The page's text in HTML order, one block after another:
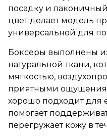
посадку и
цвет делает модель
универсальной для
Боксеры выполнены
натуральной ткани,
мягкостью,
приятными
хорошо подходит для
помогает
перегружает кожу в